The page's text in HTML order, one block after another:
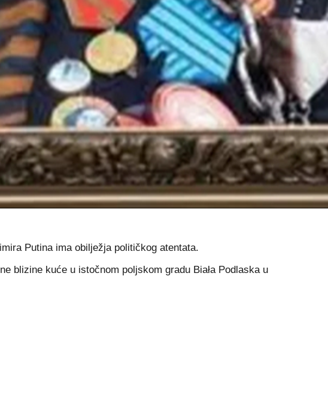
Putina ima obilježja političkog atentata.
blizine kuće u istočnom poljskom gradu Biała Podlaska u